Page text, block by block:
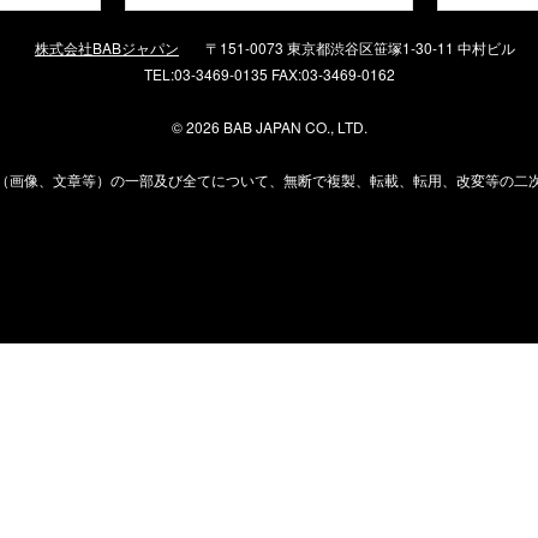
株式会社BABジャパン
〒151-0073 東京都渋谷区笹塚1-30-11 中村ビル
TEL:03-3469-0135 FAX:03-3469-0162
©2026 BAB JAPAN CO., LTD.
画像、文章等）の一部及び全てについて、無断で複製、転載、転用、改変等の二